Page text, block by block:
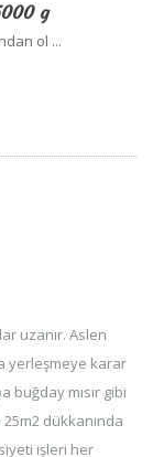
g
ol ...
uzanır. Aslen
yerleşmeye karar
buğday mısır gibi
dükkanında
işleri her